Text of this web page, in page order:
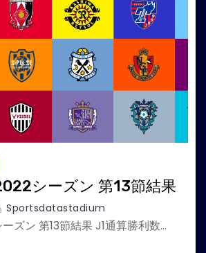
シーズン 第13節結果
Sportsdatastadium
ズン 第13節結果 J1通算勝利数…